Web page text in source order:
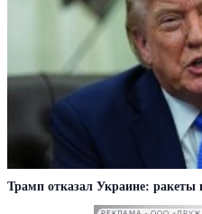
Трамп отказал Украине: ракеты